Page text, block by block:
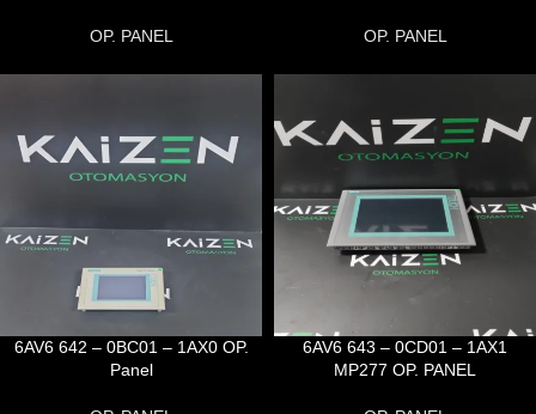
OP. PANEL OP. PANEL
6AV6 642 – 0BC01 – 1AX0 OP.
Panel
6AV6 643 – 0CD01 – 1AX1
MP277 OP. PANEL